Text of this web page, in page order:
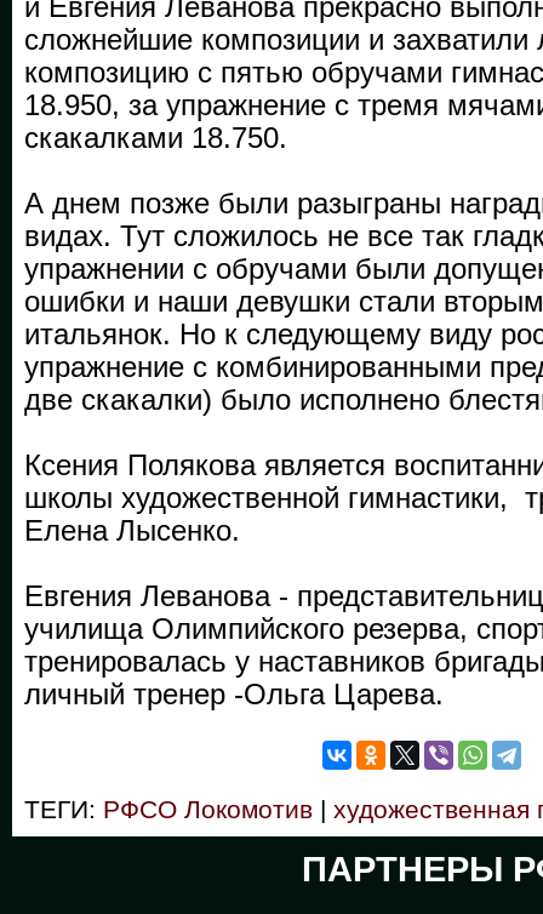
и Евгения Леванова прекрасно
сложнейшие композиции и захватили
композицию с пятью обручами
18.950, за упражнение с тремя
скакалками 18.750.
А днем позже были разыграны
видах. Тут сложилось не все так
упражнении с обручами были
ошибки и наши девушки стали
итальянок. Но к следующему виду
упражнение с комбинированными
две скакалки) было исполнено
Ксения Полякова является
школы художественной гимнастики,
Елена Лысенко.
Евгения Леванова -
училища Олимпийского резерва,
тренировалась у наставников
личный тренер -Ольга Царева.
ТЕГИ: РФСО Локомотив | художественная
ПАРТНЕРЫ